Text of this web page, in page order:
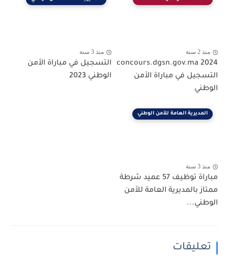
منذ 2 سنة
concours.dgsn.gov.ma 2024
التسجيل في مباراة الأمن
الوطني
منذ 3 سنة
التسجيل في مباراة الأمن
الوطني 2023
المديرية العامة للأمن الوطني
منذ 3 سنة
مباراة توظيف 57 عميد شرطة
ممتاز بالمديرية العامة للأمن
الوطني...
تعليقات